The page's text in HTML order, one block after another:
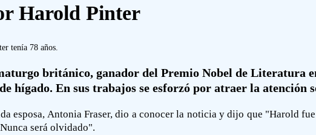
Harold Pinter
tenía 78 años.
británico, ganador del Premio Nobel de Literatura
hígado. En sus trabajos se esforzó por atraer la atención
esposa, Antonia Fraser, dio a conocer la noticia y dijo que "Harold
será olvidado".